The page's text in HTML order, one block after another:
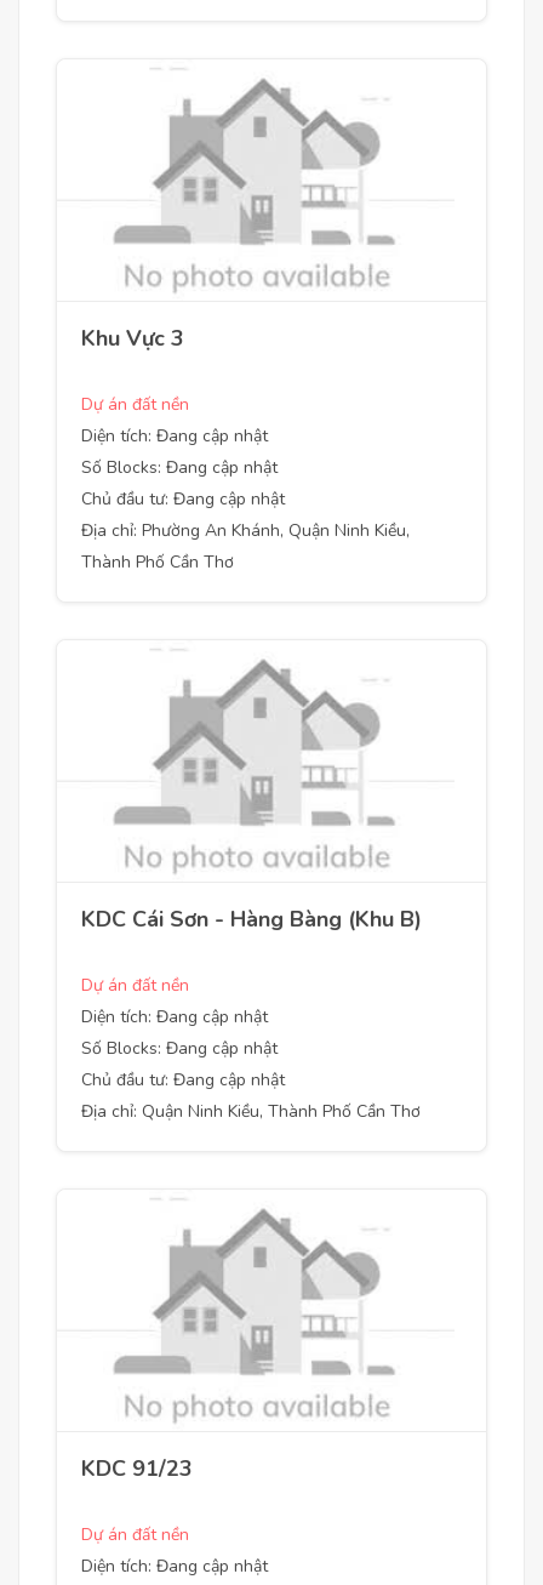
Khu Vực 3
Dự án đất nền
Diện tích: Đang cập nhật
Số Blocks: Đang cập nhật
Chủ đầu tư: Đang cập nhật
Địa chỉ: Phường An Khánh, Quận Ninh Kiều,
Thành Phố Cần Thơ
KDC Cái Sơn - Hàng Bàng (Khu B)
Dự án đất nền
Diện tích: Đang cập nhật
Số Blocks: Đang cập nhật
Chủ đầu tư: Đang cập nhật
Địa chỉ: Quận Ninh Kiều, Thành Phố Cần Thơ
KDC 91/23
Dự án đất nền
Diện tích: Đang cập nhật